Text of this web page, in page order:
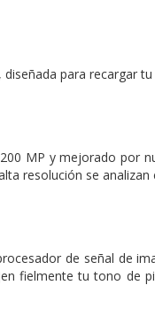
para recargar
MP y mejorado por
resolución se
de señal de
fielmente tu tono de